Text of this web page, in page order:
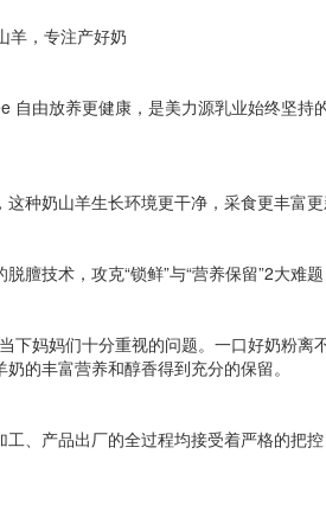
羊，专注产好奶
自由放养更健康，是美力源乳业始终坚
这种奶山羊生长环境更干净，采食更丰富
膻技术，攻克“锁鲜”与“营养保留”2大难题
当下妈妈们十分重视的问题。一口好奶粉
的丰富营养和醇香得到充分的保留。
工、产品出厂的全过程均接受着严格的把